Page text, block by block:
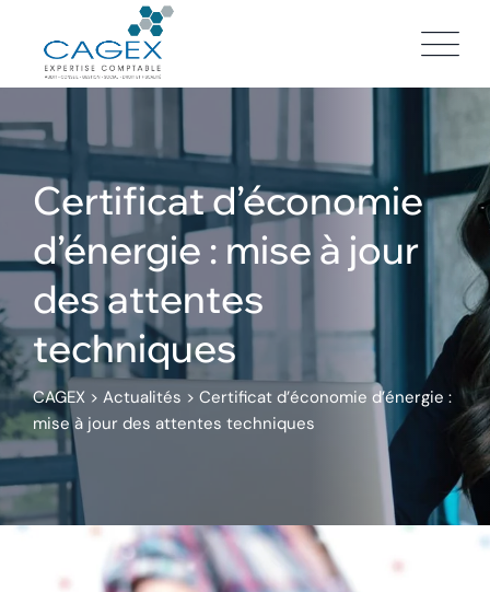
content
Certificat d’économie
d’énergie : mise à jour
des attentes
techniques
CAGEX > Actualités > Certificat d’économie d’énergie :
mise à jour des attentes techniques